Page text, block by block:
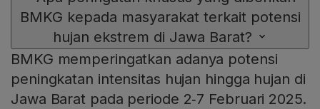
BMKG kepada masyarakat terkait potensi
hujan ekstrem di Jawa Barat?
BMKG memperingatkan adanya potensi
peningkatan intensitas hujan hingga hujan di
Jawa Barat pada periode 2‑7 Februari 2025.